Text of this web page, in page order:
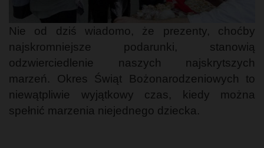
Nie od dziś wiadomo, że prezenty, choćby
najskromniejsze podarunki, stanowią
odzwierciedlenie naszych najskrytszych
marzeń. Okres Świąt Bożonarodzeniowych to
niewątpliwie wyjątkowy czas, kiedy można
spełnić marzenia niejednego dziecka.